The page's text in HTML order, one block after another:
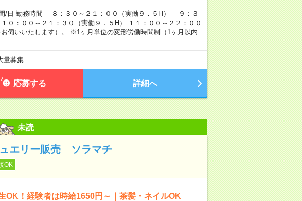
/日 勤務時間 ８：３０～２１：００（実働９．５H） ９：３
０：００～２１：３０（実働９．５H） １１：００～２２：００
お伺いいたします）。 ※1ヶ月単位の変形労働時間制（1ヶ月以内
量募集
応募する 詳細へ
未読
エリー販売 ソラマチ
OK
OK！経験者は時給1650円～｜茶髪・ネイルOK